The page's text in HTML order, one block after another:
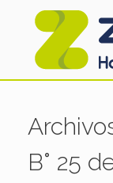
B° 25